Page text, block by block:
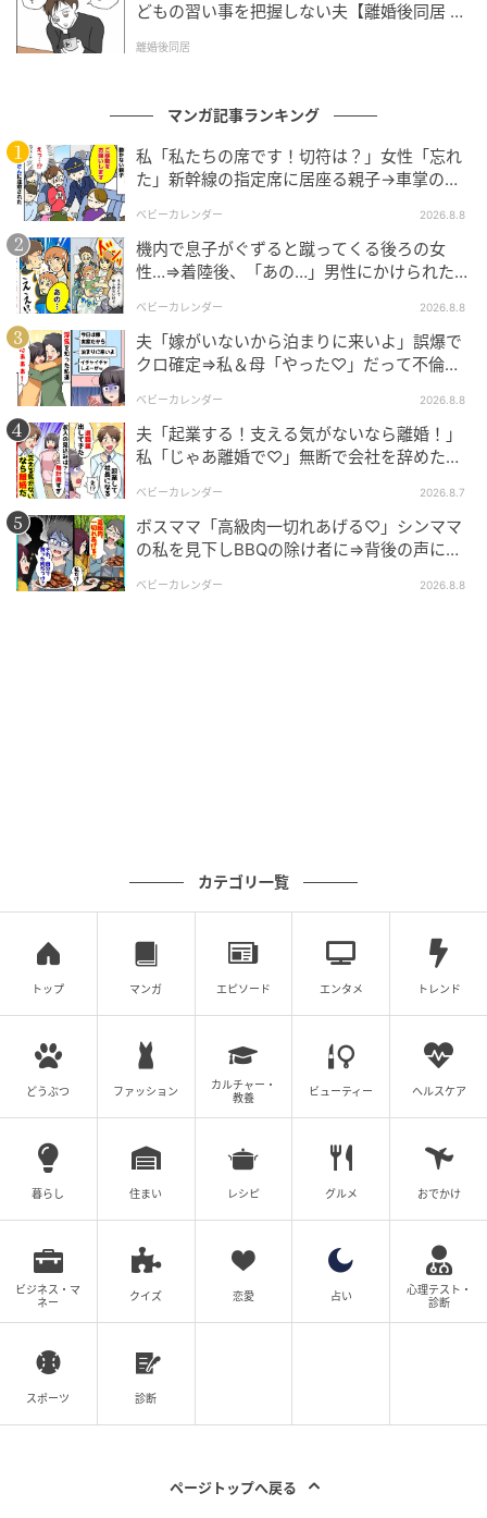
エキサイトニュース
エキサイトニュース
どもの習い事を把握しない夫【離婚後同居 Vo
離婚後同居
マンガ記事ランキング
私「私たちの席です！切符は？」女性「忘れ
た」新幹線の指定席に居座る親子→車掌の注
ベビーカレンダー 2026.8.8
機内で息子がぐずると蹴ってくる後ろの女
性…⇒着陸後、「あの…」男性にかけられた驚
ベビーカレンダー 2026.8.8
夫「嫁がいないから泊まりに来いよ」誤爆で
クロ確定⇒私＆母「やった♡」だって不倫相
ベビーカレンダー 2026.8.8
夫「起業する！支える気がないなら離婚！」
私「じゃあ離婚で♡」無断で会社を辞めた元
ベビーカレンダー 2026.8.7
ボスママ「高級肉一切れあげる♡」シンママ
の私を見下しBBQの除け者に⇒背後の声に突
ベビーカレンダー 2026.8.8
カテゴリ一覧
トップ マンガ エピソード エンタメ トレンド
どうぶつ ファッション
カルチャー・
教養
ビューティー ヘルスケア
暮らし 住まい レシピ グルメ おでかけ
ビジネス・マ
ネー
クイズ 恋愛 占い
心理テスト・
診断
スポーツ 診断
ページトップへ戻る